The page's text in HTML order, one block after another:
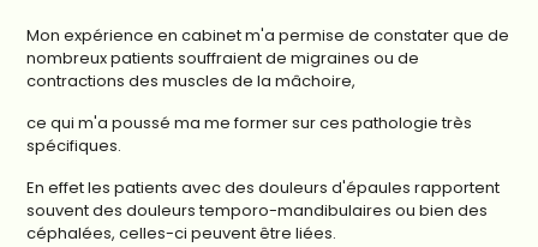
Mon expérience en cabinet m'a permise de constater que de
nombreux patients souffraient de migraines ou de
contractions des muscles de la mâchoire,
ce qui m'a poussé ma me former sur ces pathologie très
spécifiques.
En effet les patients avec des douleurs d'épaules rapportent
souvent des douleurs temporo-mandibulaires ou bien des
céphalées, celles-ci peuvent être liées.